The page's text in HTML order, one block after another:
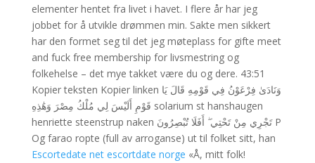
elementer hentet fra livet i havet. I flere år har jeg
jobbet for å utvikle drømmen min. Sakte men sikkert
har den formet seg til det jeg møteplass for gifte meet
and fuck free membership for livsmestring og
folkehelse – det mye takket være du og dere. 43:51
Kopier teksten Kopier linken وَنَادَىٰ فِرْعَوْنُ فِي قَوْمِهِ قَالَ يَا
قَوْمِ أَلَيْسَ لِي مُلْكُ مِصْرَ وَهَٰذِهِ solarium st hanshaugen
henriette steenstrup naken تَجْرِي مِنْ تَحْتِي ۖ أَفَلَا تُبْصِرُونَ P
Og farao ropte (full av arroganse) ut til folket sitt, han
Escortedate net escortdate norge «Å, mitt folk!